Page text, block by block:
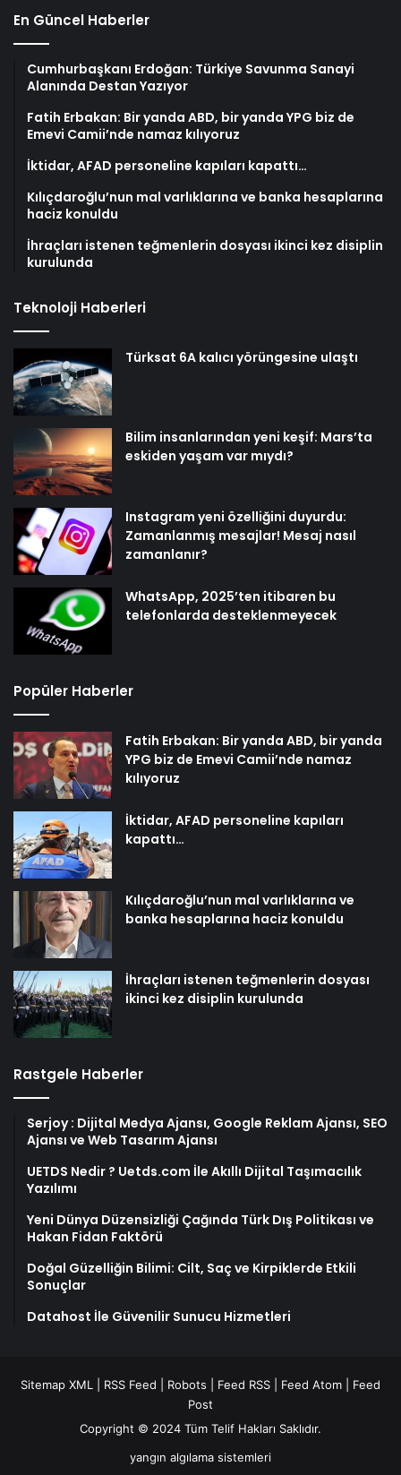
En Güncel Haberler
Cumhurbaşkanı Erdoğan: Türkiye Savunma Sanayi
Alanında Destan Yazıyor
Fatih Erbakan: Bir yanda ABD, bir yanda YPG biz de
Emevi Camii’nde namaz kılıyoruz
İktidar, AFAD personeline kapıları kapattı…
Kılıçdaroğlu’nun mal varlıklarına ve banka hesaplarına
haciz konuldu
İhraçları istenen teğmenlerin dosyası ikinci kez disiplin
kurulunda
Teknoloji Haberleri
Türksat 6A kalıcı yörüngesine ulaştı
Bilim insanlarından yeni keşif: Mars’ta
eskiden yaşam var mıydı?
Instagram yeni özelliğini duyurdu:
Zamanlanmış mesajlar! Mesaj nasıl
zamanlanır?
WhatsApp, 2025’ten itibaren bu
telefonlarda desteklenmeyecek
Popüler Haberler
Fatih Erbakan: Bir yanda ABD, bir yanda
YPG biz de Emevi Camii’nde namaz
kılıyoruz
İktidar, AFAD personeline kapıları
kapattı…
Kılıçdaroğlu’nun mal varlıklarına ve
banka hesaplarına haciz konuldu
İhraçları istenen teğmenlerin dosyası
ikinci kez disiplin kurulunda
Rastgele Haberler
Serjoy : Dijital Medya Ajansı, Google Reklam Ajansı, SEO
Ajansı ve Web Tasarım Ajansı
UETDS Nedir ? Uetds.com İle Akıllı Dijital Taşımacılık
Yazılımı
Yeni Dünya Düzensizliği Çağında Türk Dış Politikası ve
Hakan Fidan Faktörü
Doğal Güzelliğin Bilimi: Cilt, Saç ve Kirpiklerde Etkili
Sonuçlar
Datahost İle Güvenilir Sunucu Hizmetleri
Sitemap XML RSS Feed Robots Feed RSS Feed Atom
Feed
Post
Copyright © 2024 Tüm Telif Hakları Saklıdır.
yangın algılama sistemleri